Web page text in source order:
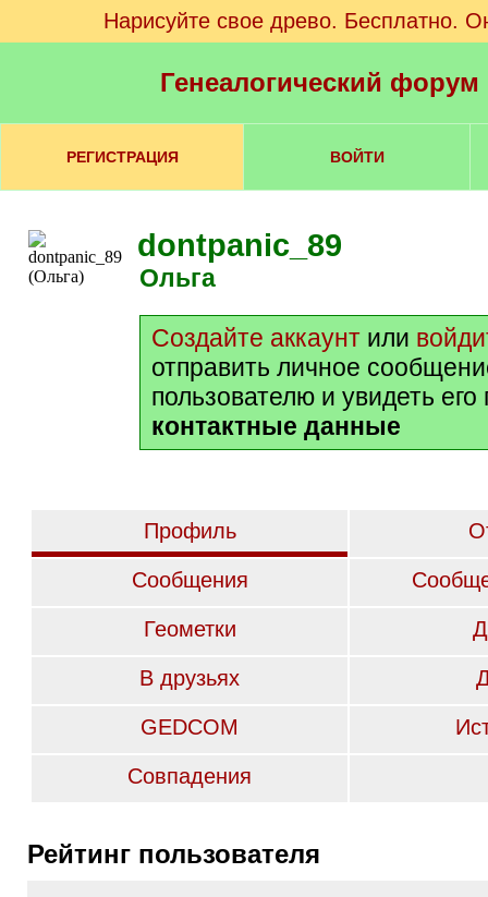
Нарисуйте свое древо. Бесплатно.
Генеалогический
РЕГИСТРАЦИЯ ВОЙТИ
dontpanic_89
Ольга
Создайте аккаунт или
отправить личное
пользователю и увидеть
контактные данные
Профиль
Сообщения
Геометки
В друзьях
GEDCOM
Совпадения
Рейтинг пользователя